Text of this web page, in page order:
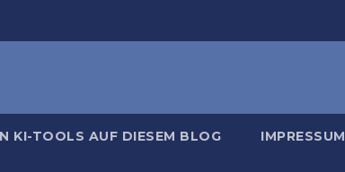
KI-TOOLS AUF DIESEM BLOG IMPRESSUM